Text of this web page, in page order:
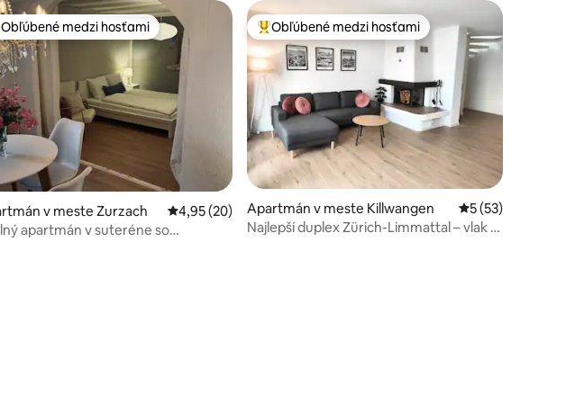
5 z 5, počet hodnotení: 3
medzi hosťami
Obľúbené medzi hosťami
v meste Zurzach Priemerné ohodnotenie 4,95 z 5, počet hodnotení: 20
4,95 (20)
apartmán v suteréne so
Najobľúbenejšie medzi hosťami
Obľúbené medzi hosťami
Apartmán v meste Killwangen Priemerné
5 (53)
Najlepší duplex Zürich-Limmattal – vlak a